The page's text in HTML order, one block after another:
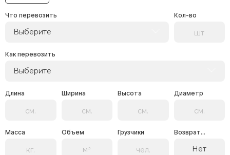
Что перевозить
Выберите
Кол-во
Как перевозить
Выберите
Длина Ширина Высота Диаметр
Масса Объем Грузчики Возврат...
Нет